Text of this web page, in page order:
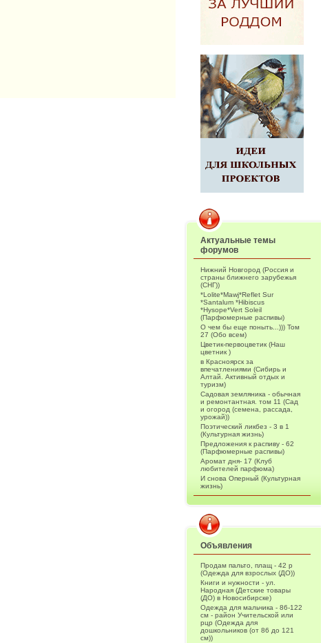
Актуальные темы
форумов
Нижний Новгород (Россия и
страны ближнего зарубежья
(СНГ))
*Lolite*Mawj*Reflet Sur
*Santalum *Hibiscus
*Hysope*Vert Soleil
(Парфюмерные распивы)
О чем бы еще поныть...))) Том
27 (Обо всем)
Цветик-первоцветик (Наш
цветник )
в Красноярск за
впечатлениями (Сибирь и
Алтай. Активный отдых и
туризм)
Садовая земляника - обычная
и ремонтантная. том 11 (Сад
и огород (семена, рассада,
урожай))
Поэтический ликбез - 3 в 1
(Культурная жизнь)
Предложения к распиву - 62
(Парфюмерные распивы)
Аромат дня- 17 (Клуб
любителей парфюма)
И снова Оперный (Культурная
жизнь)
Объявления
Продам пальто, плащ - 42 р
(Одежда для взрослых (ДО))
Книги и нужности - ул.
Народная (Детские товары
(ДО) в Новосибирске)
Одежда для мальчика - 86-122
см - район Учительской или
рцр (Одежда для
дошкольников (от 86 до 121
см))